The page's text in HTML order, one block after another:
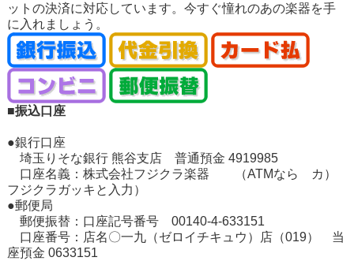
ットの決済に対応しています。今すぐ憧れのあの楽器を手
に入れましょう。
■振込口座
●銀行口座
埼玉りそな銀行 熊谷支店 普通預金 4919985
口座名義：株式会社フジクラ楽器 （ATMなら カ）
フジクラガッキと入力）
●郵便局
郵便振替：口座記号番号 00140-4-633151
口座番号：店名〇一九（ゼロイチキュウ）店（019） 当
座預金 0633151